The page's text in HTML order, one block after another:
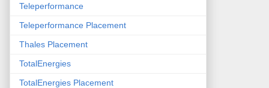
Teleperformance
Teleperformance Placement
Thales Placement
TotalEnergies
TotalEnergies Placement